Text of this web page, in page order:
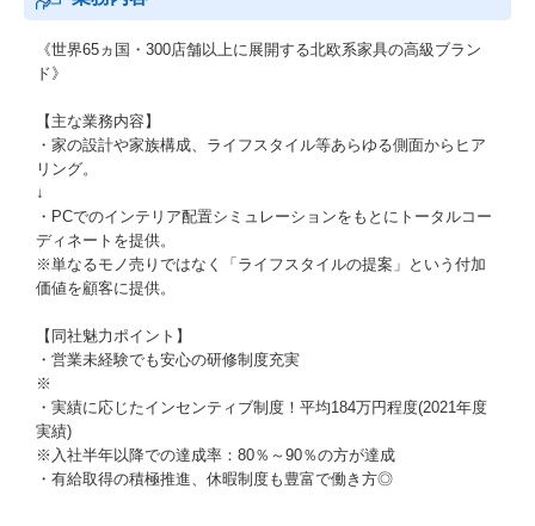
《世界65ヵ国・300店舗以上に展開する北欧系家具の高級ブラン
ド》
【主な業務内容】
・家の設計や家族構成、ライフスタイル等あらゆる側面からヒア
リング。
↓
・PCでのインテリア配置シミュレーションをもとにトータルコー
ディネートを提供。
※単なるモノ売りではなく「ライフスタイルの提案」という付加
価値を顧客に提供。
【同社魅力ポイント】
・営業未経験でも安心の研修制度充実
※
・実績に応じたインセンティブ制度！平均184万円程度(2021年度
実績)
※入社半年以降での達成率：80％～90％の方が達成
・有給取得の積極推進、休暇制度も豊富で働き方◎